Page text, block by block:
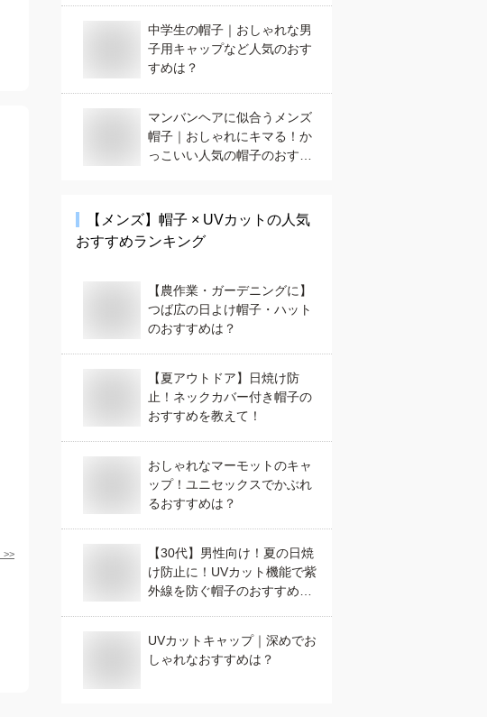
>>
中学生の帽子｜おしゃれな男
子用キャップなど人気のおす
すめは？
マンバンヘアに似合うメンズ
帽子｜おしゃれにキマる！か
っこいい人気の帽子のおすす
【メンズ】 帽子 × UVカット の人気
おすすめランキング
【農作業・ガーデニングに】
つば広の日よけ帽子・ハット
のおすすめは？
【夏アウトドア】日焼け防
止！ネックカバー付き帽子の
おすすめを教えて！
おしゃれなマーモットのキャ
ップ！ユニセックスでかぶれ
るおすすめは？
【30代】男性向け！夏の日焼
け防止に！UVカット機能で紫
外線を防ぐ帽子のおすすめ
UVカットキャップ｜深めでお
しゃれなおすすめは？